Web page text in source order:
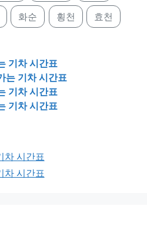
화순 횡천 효천
기차 시간표
는 기차 시간표
기차 시간표
기차 시간표
차 시간표
차 시간표